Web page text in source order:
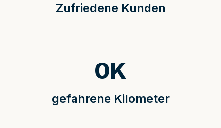
Zufriedene Kunden
gefahrene Kilometer
0K